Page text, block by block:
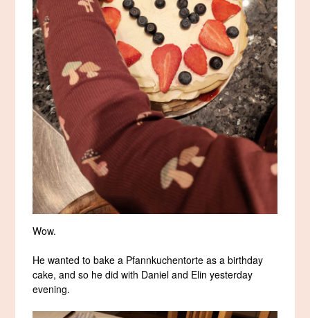
Wow.
He wanted to bake a Pfannkuchentorte as a birthday
cake, and so he did with Daniel and Elin yesterday
evening.